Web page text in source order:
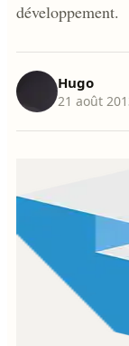
développement.
Hugo
21 août